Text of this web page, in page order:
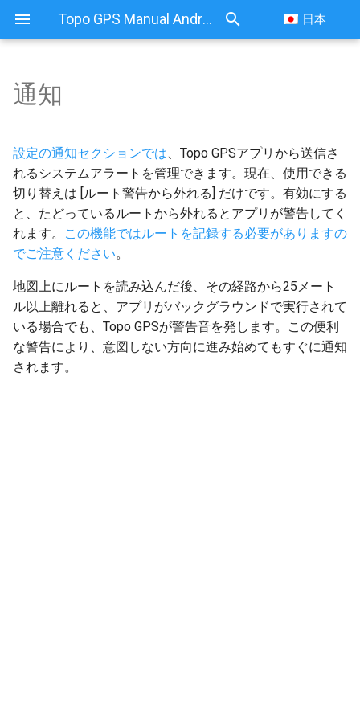
Topo GPS Manual Android 日本
通知
設定の通知セクションでは、Topo GPSアプリから送信さ
れるシステムアラートを管理できます。現在、使用できる
切り替えは [ルート警告から外れる] だけです。有効にする
と、たどっているルートから外れるとアプリが警告してく
れます。
この機能ではルートを記録する必要がありますの
でご注意ください。
地図上にルートを読み込んだ後、その経路から25メート
ル以上離れると、アプリがバックグラウンドで実行されて
いる場合でも、Topo GPSが警告音を発します。この便利
な警告により、意図しない方向に進み始めてもすぐに通知
されます。